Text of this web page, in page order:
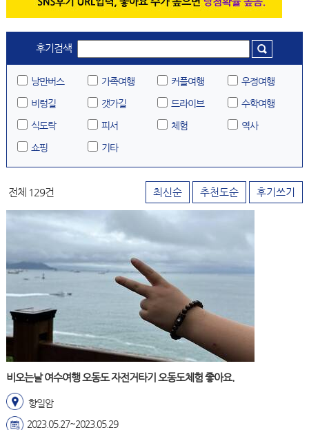
후기검색
낭만버스 가족여행 커플여행
우정여행
비렁길
갯가길 드라이브
수학여행
식도락
피서 체험
역사
쇼핑
기타
전체 129건 최신순 추천도순 후기쓰기
비오는날 여수여행 오동도 자전거타기 오동도체험 좋아요.
향일암
2023.05.27~2023.05.29